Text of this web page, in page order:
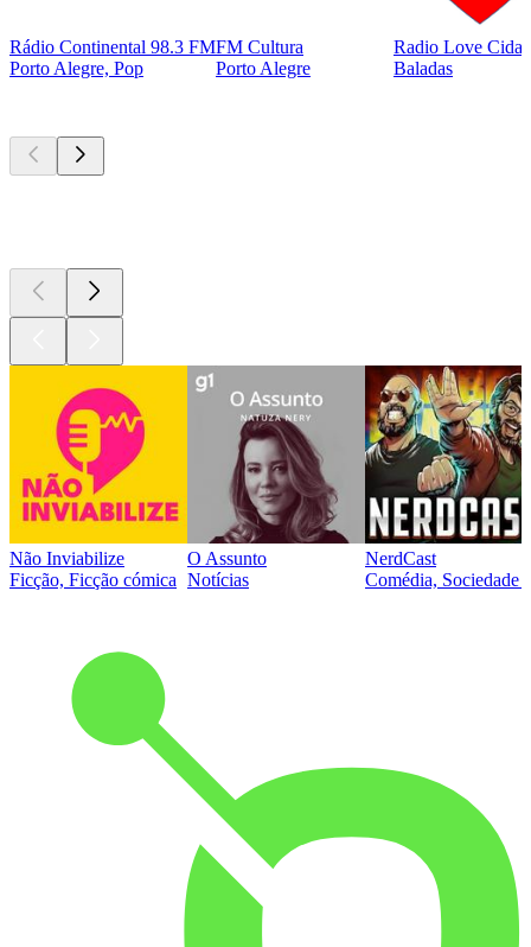
Rádio Continental 98.3 FM
Porto Alegre, Pop
FM Cultura
Porto Alegre
Radio Love
Baladas
Não Inviabilize
Ficção, Ficção cómica
O Assunto
Notícias
NerdCast
Comédia, Sociedade